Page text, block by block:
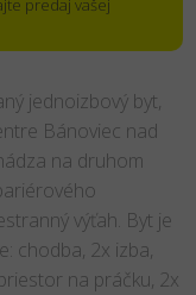
predaj vašej
jednoizbový byt,
Bánoviec nad
na druhom
výťah. Byt je
chodba, 2x izba,
na práčku, 2x